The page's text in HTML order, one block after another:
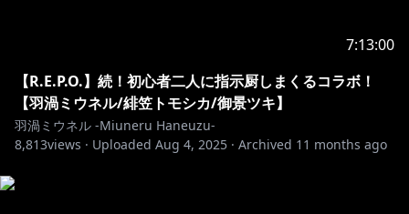
7:13:00
【R.E.P.O.】続！初心者二人に指示厨しまくるコラボ！
【羽渦ミウネル/緋笠トモシカ/御景ツキ】
羽渦ミウネル -Miuneru Haneuzu-
8,813views · Uploaded Aug 4, 2025 · Archived 11 months ago